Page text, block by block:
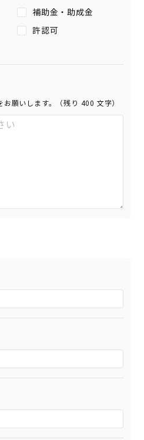
補助金・助成金
許認可
願いします。（残り 400 文字）